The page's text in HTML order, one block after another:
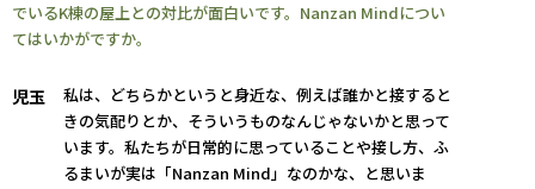
でいるK棟の屋上との対比が面白いです。Nanzan Mindについ
てはいかがですか。
児玉
私は、どちらかというと身近な、例えば誰かと接すると
きの気配りとか、そういうものなんじゃないかと思って
います。私たちが日常的に思っていることや接し方、ふ
るまいが実は「Nanzan Mind」なのかな、と思いま